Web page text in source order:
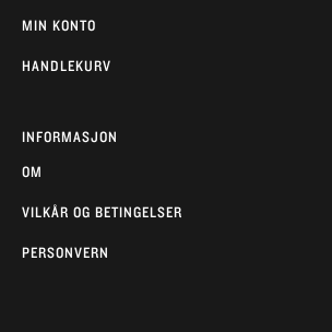
MIN KONTO
HANDLEKURV
INFORMASJON
OM
VILKÅR OG BETINGELSER
PERSONVERN